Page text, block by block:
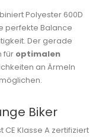
Polyester 600D
perfekte Balance
Der gerade
für optimalen
an Ärmeln
Biker
CE Klasse A zertifiziert